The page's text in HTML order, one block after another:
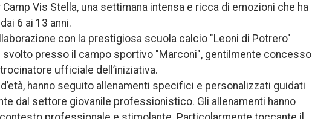
Vis Stella, una settimana intensa e ricca di emozioni che ha
6 ai 13 anni.
con la prestigiosa scuola calcio "Leoni di Potrero"
presso il campo sportivo "Marconi", gentilmente concesso
ufficiale dell’iniziativa.
hanno seguito allenamenti specifici e personalizzati guidati
dal settore giovanile professionistico. Gli allenamenti hanno